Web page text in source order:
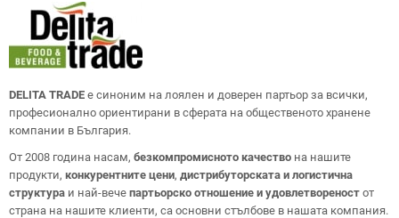
DELITA TRADE е синоним на лоялен и доверен партьор за всички,
професионално ориентирани в сферата на общественото хранене
компании в България.
От 2008 година насам, безкомпромисното качество на нашите
продукти, конкурентните цени, дистрибуторската и логистична
структура и най-вече партьорско отношение и удовлетвореност от
страна на нашите клиенти, са основни стълбове в нашата компания.